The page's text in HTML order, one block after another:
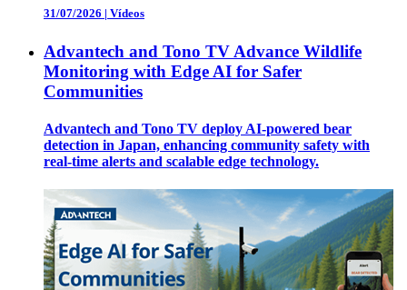
31/07/2026 | Vídeos
Advantech and Tono TV Advance Wildlife
Monitoring with Edge AI for Safer
Communities
Advantech and Tono TV deploy AI-powered bear
detection in Japan, enhancing community safety with
real-time alerts and scalable edge technology.